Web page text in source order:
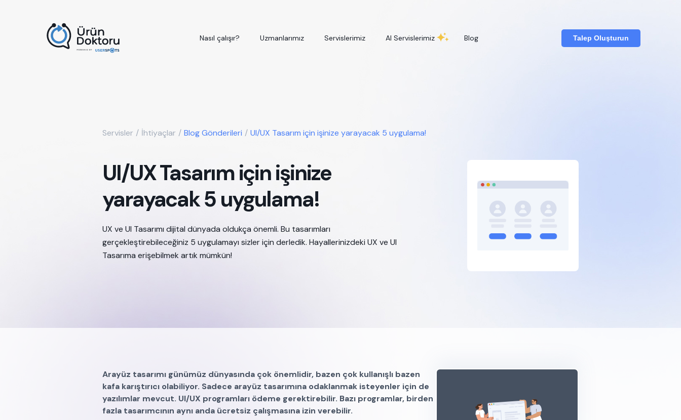
Nasıl çalışır? Uzmanlarımız Servislerimiz AI Servislerimiz Blog Talep Oluşturun
Servisler / İhtiyaçlar / Blog Gönderileri / UI/UX Tasarım için işinize yarayacak 5 uygulama!
UI/UX Tasarım için işinize
yarayacak 5 uygulama!
UX ve UI Tasarımı dijital dünyada oldukça önemli. Bu tasarımları
gerçekleştirebileceğiniz 5 uygulamayı sizler için derledik. Hayallerinizdeki UX ve UI
Tasarıma erişebilmek artık mümkün!
Arayüz tasarımı günümüz dünyasında çok önemlidir, bazen çok kullanışlı bazen
kafa karıştırıcı olabiliyor. Sadece arayüz tasarımına odaklanmak isteyenler için de
yazılımlar mevcut. UI/UX programları ödeme gerektirebilir. Bazı programlar, birden
fazla tasarımcının aynı anda ücretsiz çalışmasına izin verebilir.